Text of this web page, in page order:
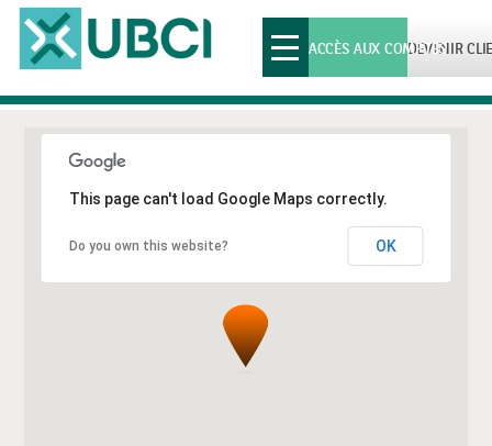
Toggle
navigationDEVENIR
ACCÈS AUX COMPTES
This page can't load Google Maps correctly.
Do you own this website? OK